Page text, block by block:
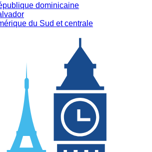
dominicaine
du Sud et centrale